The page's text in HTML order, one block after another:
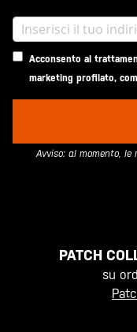
Acconsento al
marketing profilato,
Avviso: al momento, le
PATCH
su